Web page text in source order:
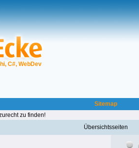
C#, WebDev
Sitemap
zu finden!
Übersichtsseiten